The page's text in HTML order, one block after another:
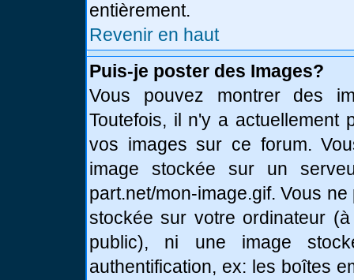
entièrement.
Revenir en haut
Puis-je poster des Images?
Vous pouvez montrer des
Toutefois, il n'y a actuellement
vos images sur ce forum.
image stockée sur un
part.net/mon-image.gif. Vous
stockée sur votre ordinateur
public), ni une image
authentification, ex: les boîtes